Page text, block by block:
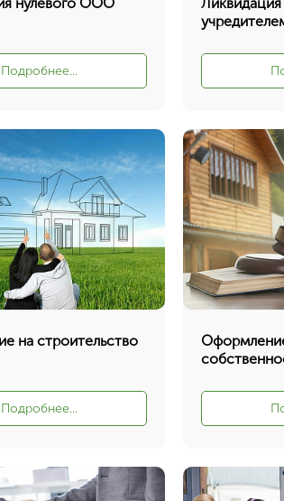
Подробнее...
на строительство
Подробнее...